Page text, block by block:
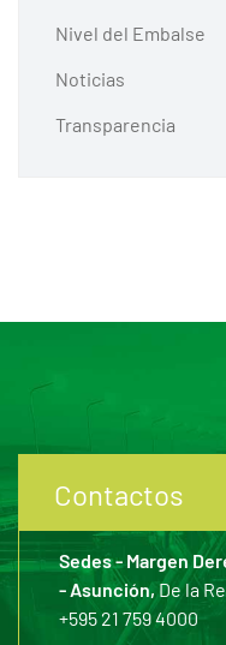
Nivel del Embalse
Noticias
Transparencia
Contactos
Sedes - Margen
- Asunción,De la
+595 21 759 4000